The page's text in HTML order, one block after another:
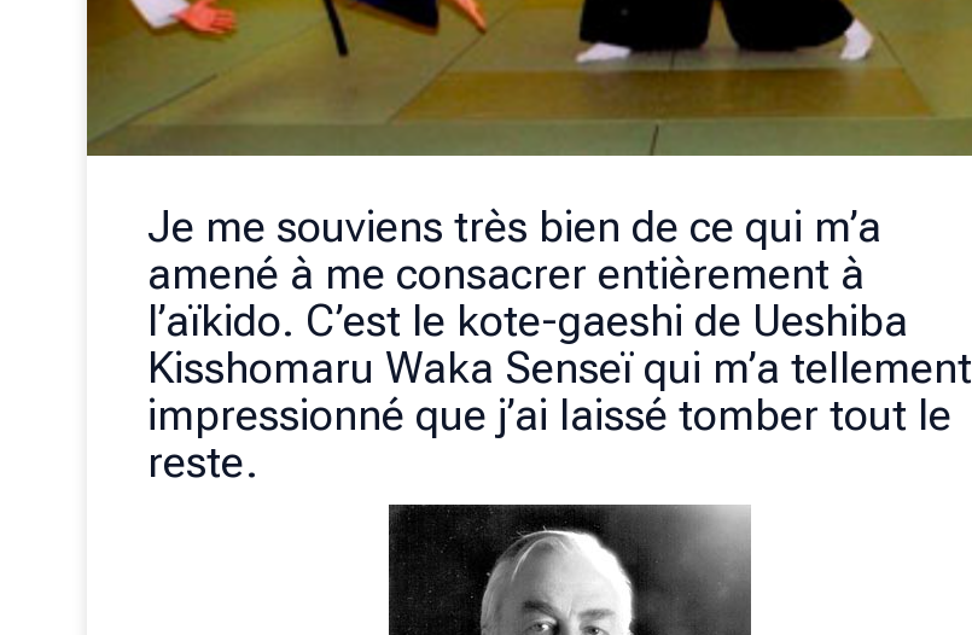
Je me souviens très bien de ce qui m’a
amené à me consacrer entièrement à
l’aïkido. C’est le kote-gaeshi de Ueshiba
Kisshomaru Waka Senseï qui m’a tellement
impressionné que j’ai laissé tomber tout le
reste.